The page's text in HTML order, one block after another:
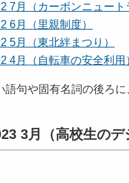
7月（カーボンニュート
6月（里親制度）
5月（東北絆まつり）
4月（自転車の安全利用
句や固有名詞の後ろ
3月（高校生のデ